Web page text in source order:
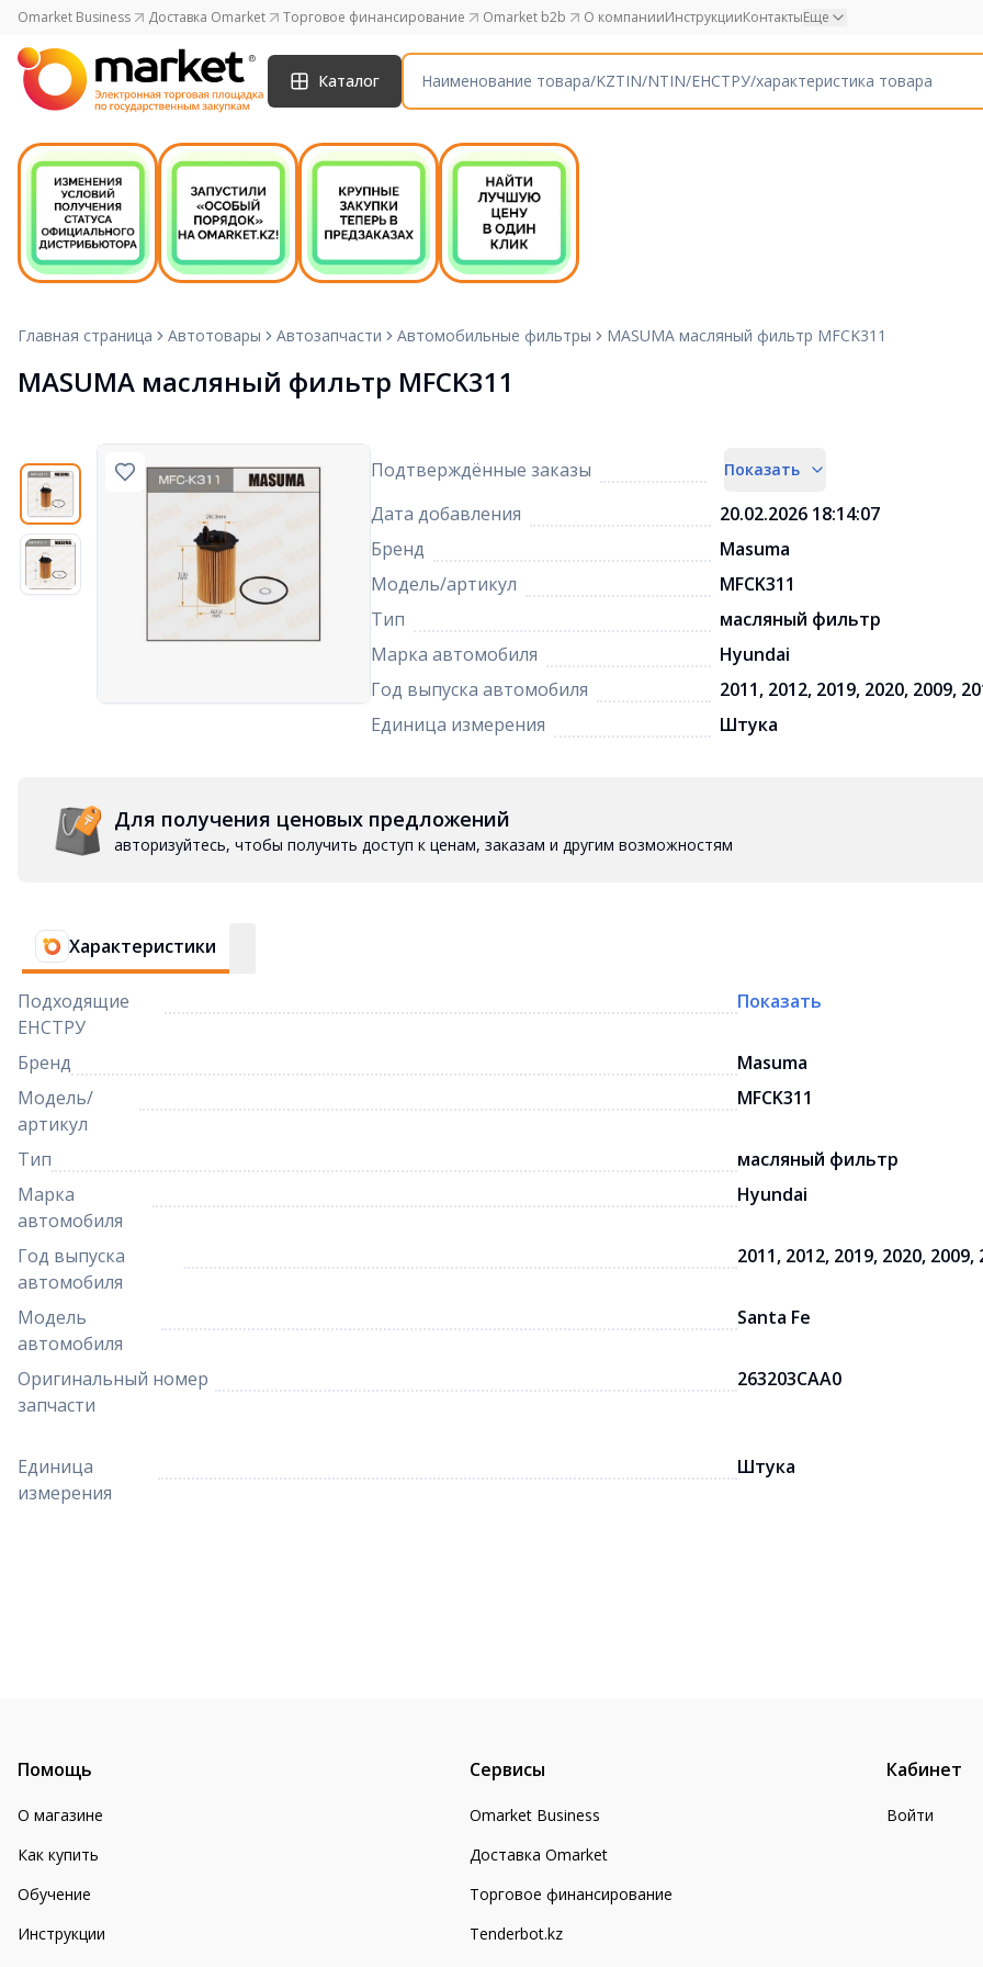
Omarket Business Доставка Omarket Торговое финансирование Omarket b2b О компанииИнструкцииКонтактыЕще
Каталог
Главная страница Автотовары Автозапчасти Автомобильные фильтры MASUMA масляный фильтр MFCK311
MASUMA масляный фильтр MFCK311
Подтверждённые заказы Показать
Дата добавления
20.02.2026 18:14:07
Бренд
Masuma
Модель/артикул
MFCK311
Тип
масляный фильтр
Марка автомобиля
Hyundai
Год выпуска автомобиля
2011, 2012, 2019, 2020, 2009,
Единица измерения
Штука
Для получения ценовых предложений
авторизуйтесь, чтобы получить доступ к ценам, заказам и другим возможностям
Характеристики
Подходящие
ЕНСТРУ
Показать
Бренд
Masuma
Модель/
артикул
MFCK311
Тип
масляный фильтр
Марка
автомобиля
Hyundai
Год выпуска
автомобиля
2011, 2012, 2019, 2020, 2009,
Модель
автомобиля
Santa Fe
Оригинальный номер
запчасти
263203CAA0
Единица
измерения
Штука
Помощь
О магазине
Как купить
Обучение
Инструкции
Сервисы
Omarket Business
Доставка Omarket
Торговое финансирование
Tenderbot.kz
Кабинет
Войти